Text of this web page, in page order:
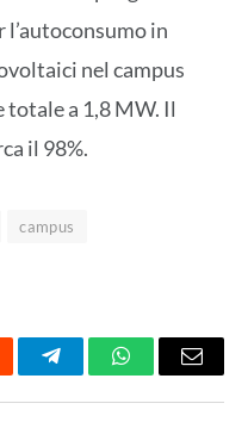
in
nel campus
a 1,8 MW. Il
il 98%.
campus
TelegramWhatsAppEmail